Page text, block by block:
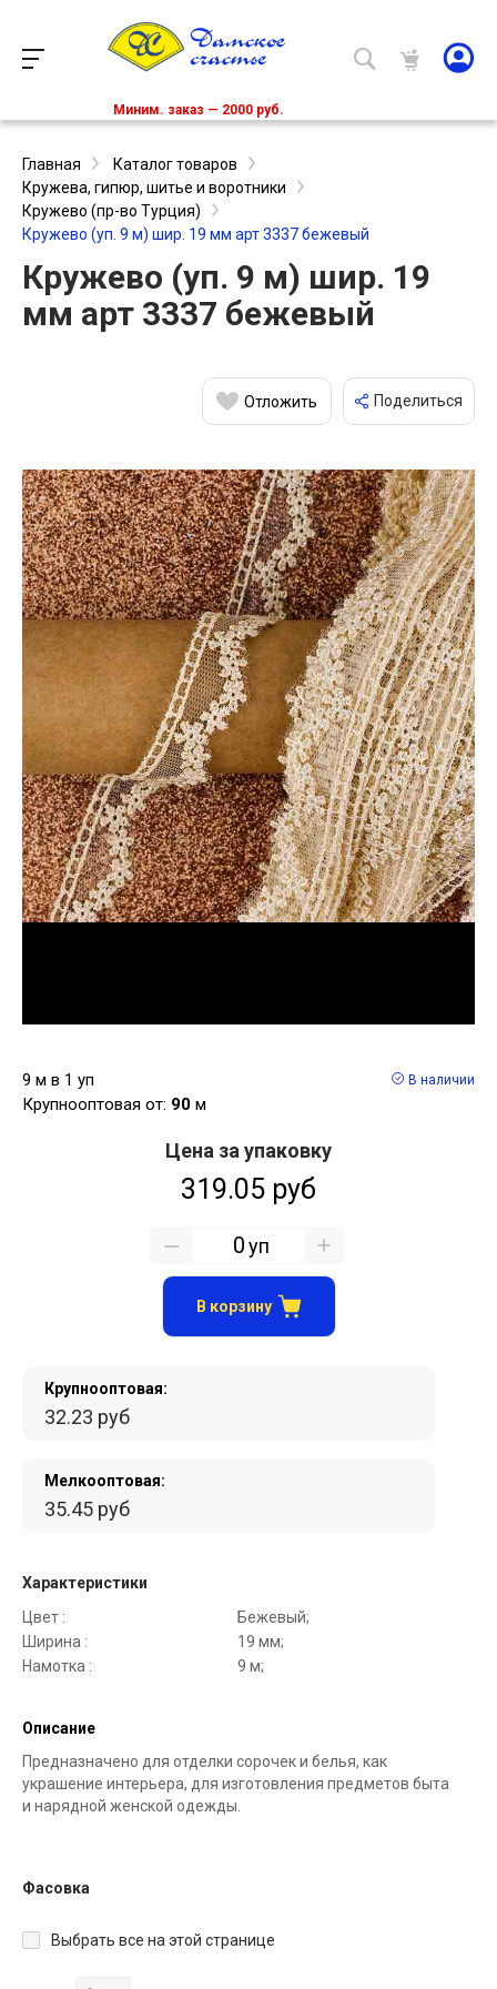
Миним. заказ — 2000 руб.
Главная
Каталог товаров
Кружева, гипюр, шитье и воротники
Кружево (пр-во Турция)
Кружево (уп. 9 м) шир. 19 мм арт 3337 бежевый
Кружево (уп. 9 м) шир. 19
мм арт 3337 бежевый
Отложить Поделиться
9 м в 1 уп
Крупнооптовая от: 90 м
В наличии
Крупнооптовая:
32.23 руб
Мелкооптовая:
35.45 руб
Характеристики
Цвет :
Бежевый;
Ширина :
19 мм;
Намотка :
9 м;
Описание
Предназначено для отделки сорочек и белья, как
украшение интерьера, для изготовления предметов быта
и нарядной женской одежды.
Цена за упаковку
319.05 руб
уп
В корзину
Фасовка
Выбрать все на этой странице